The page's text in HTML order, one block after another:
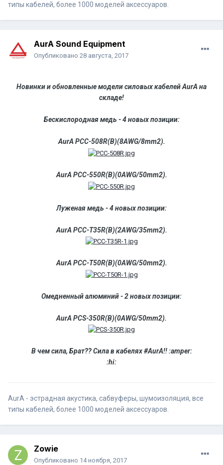
типы кабелей, более 1000 моделей аксессуаров.
AurA Sound Equipment
Опубликовано 28 августа, 2017
Новинки и обновленные модели силовых кабелей AurA на
складе!
Бескислородная медь - 4 новых позиции:
AurA PCC-508R(B)(8AWG/8mm2).
AurA PCC-550R(B)(0AWG/50mm2).
Луженая медь - 4 новых позиции:
AurA PCC-T35R(B)(2AWG/35mm2).
AurA PCC-T50R(B)(0AWG/50mm2).
Омедненный алюминий - 2 новых позиции:
AurA PCS-350R(B)(0AWG/50mm2).
В чем сила, Брат?? Сила в кабелях #AurA!! :amper:
:hi:
AurA - эстрадная акустика, сабвуферы, шумоизоляция, все
типы кабелей, более 1000 моделей аксессуаров.
Zowie
Опубликовано 14 ноября, 2017